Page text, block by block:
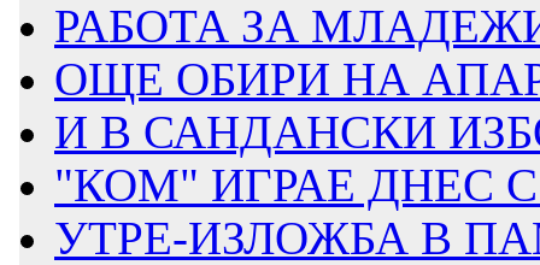
РАБОТА ЗА
ОЩЕ ОБИРИ НА
И В САНДАНСКИ
"КОМ" ИГРАЕ ДНЕС
УТРЕ-ИЗЛОЖБА В